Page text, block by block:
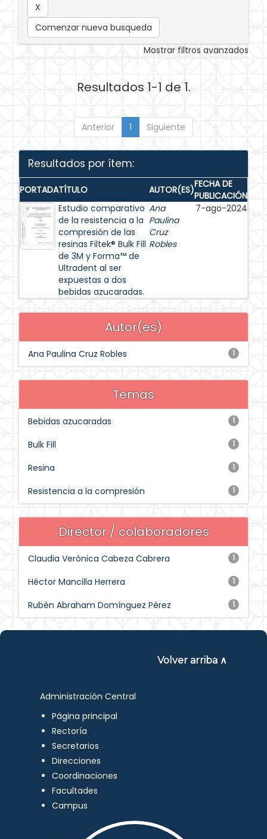
Comenzar nueva busqueda
Mostrar filtros avanzados
Resultados 1-1 de 1.
Anterior 1 Siguiente
Resultados por ítem:
PORTADATÍTULO AUTOR(ES)FECHA DE
PUBLICACIÓN
Estudio comparativo
de la resistencia a la
compresión de las
resinas Filtek® Bulk Fill
de 3M y Forma™ de
Ultradent al ser
expuestas a dos
bebidas azucaradas.
Ana
Paulina
Cruz
Robles
7-ago-2024
Autor(es)
1
Ana Paulina Cruz Robles
Temas
1
Bebidas azucaradas
1
Bulk Fill
1
Resina
1
Resistencia a la compresión
Director / colaboradores
1
Claudia Verónica Cabeza Cabrera
1
Héctor Mancilla Herrera
1
Rubén Abraham Domínguez Pérez
Volver arriba ∧
Administración Central
Página principal
Rectoría
Secretarios
Direcciones
Coordinaciones
Facultades
Campus